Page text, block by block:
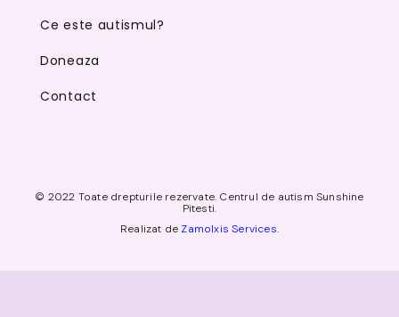
Ce este autismul?
Doneaza
Contact
© 2022 Toate drepturile rezervate. Centrul de autism Sunshine
Pitesti.
Realizat de Zamolxis Services.